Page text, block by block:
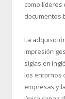
como
documentos
La
impresión
siglas en
los entornos
empresas y